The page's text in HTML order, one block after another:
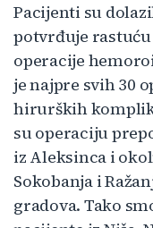
Pacijenti su
potvrđuje
operacije
je najpre svih 30
hirurških
su operaciju
iz Aleksinca i
Sokobanja i
gradova. Tako